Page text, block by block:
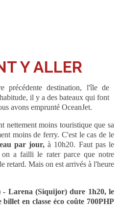
Y ALLER
précédente destination, l'île de
il y a des bateaux qui font
avons emprunté OceanJet.
nettement moins touristique que sa
moins de ferry. C'est le cas de le
par jour,à 10h20. Faut pas le
a failli le rater parce que notre
retard. Mais on est arrivés à l'heure
Larena (Siquijor) dure 1h20, le
en classe éco coûte 700PHP